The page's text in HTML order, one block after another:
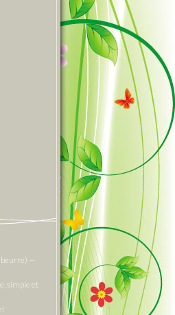
beurre) —
simple et